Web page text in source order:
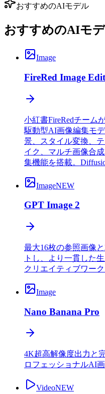
おすすめのAIモデル
おすすめのAIモ
Image
FireRed Image Edit
小紅書FireRedチーム
駆動型AI画像編集モ
景、スタイル変換、
イク、マルチ画像合
集機能を搭載。
ImageNEW
GPT Image 2
最大16枚の参照画像
トし、より一貫した
クリエイティブワー
Image
Nano Banana Pro
4K超高解像度出力と
ロフェッショナルAI
VideoNEW